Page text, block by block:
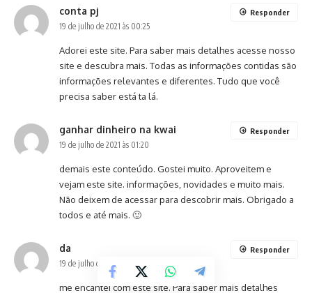
conta pj
19 de julho de 2021 às 00:25
Adorei este site. Para saber mais detalhes acesse nosso
site e descubra mais. Todas as informações contidas são
informações relevantes e diferentes. Tudo que você
precisa saber está ta lá.
Responder
ganhar dinheiro na kwai
19 de julho de 2021 às 01:20
demais este conteúdo. Gostei muito. Aproveitem e
vejam este site. informações, novidades e muito mais.
Não deixem de acessar para descobrir mais. Obrigado a
todos e até mais. 🙂
Responder
da
19 de julho de 2021 às 11:18
me encantei com este site. Para saber mais detalhes
Responder